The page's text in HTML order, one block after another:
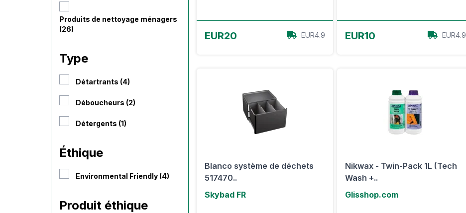
Produits de nettoyage ménagers
(26)
Type
Détartrants (4)
Déboucheurs (2)
Détergents (1)
Éthique
Environmental Friendly (4)
Produit éthique
EUR20 EUR4.9 EUR10 EUR4.9
Blanco système de déchets
517470..
Skybad FR
Nikwax - Twin-Pack 1L (Tech
Wash +..
Glisshop.com